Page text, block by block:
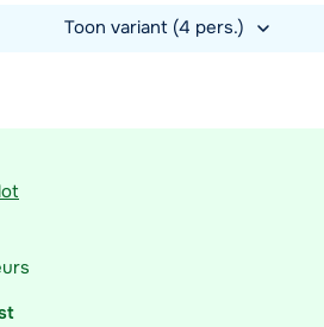
Toon variant (4 pers.)